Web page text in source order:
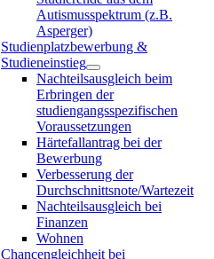
Autismusspektrum (z.B.
Asperger)
Studienplatzbewerbung &
Studieneinstieg
Nachteilsausgleich beim
Erbringen der
studiengangsspezifischen
Voraussetzungen
Härtefallantrag bei der
Bewerbung
Verbesserung der
Durchschnittsnote/Wartezeit
Nachteilsausgleich bei
Finanzen
Wohnen
Chancengleichheit bei